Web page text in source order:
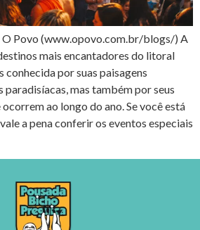
O Povo (www.opovo.com.br/blogs/) A
mais encantadores do litoral
conhecida por suas paisagens
paradisíacas, mas também por seus
ao longo do ano. Se você está
a pena conferir os eventos especiais